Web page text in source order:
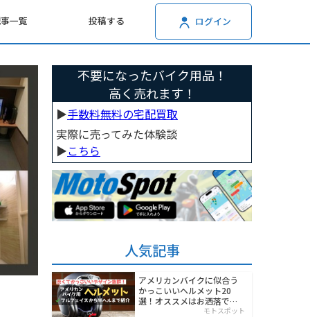
一覧 投稿する ログイン
不要になったバイク用品！
高く売れます！
▶︎手数料無料の宅配買取
実際に売ってみた体験談
▶︎こちら
人気記事
アメリカンバイクに似合う
かっこいいヘルメット20
選！オススメはお洒落でワ
モトスポット